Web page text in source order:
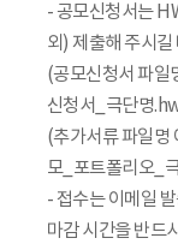
- 공모신청서는
외) 제출해 주시길
(공모신청서 파일
신청서_극단명
(추가서류 파일명
모_포트폴리오_
- 접수는 이메일
마감 시간을 반드